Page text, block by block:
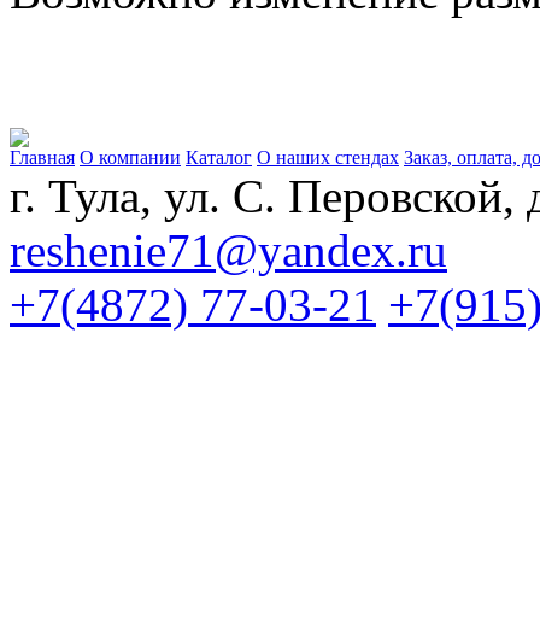
Главная О компании Каталог О наших стендах Заказ, оплата,
г. Тула, ул. С. Перовской,
reshenie71@yandex.ru
+7(4872) 77-03-21